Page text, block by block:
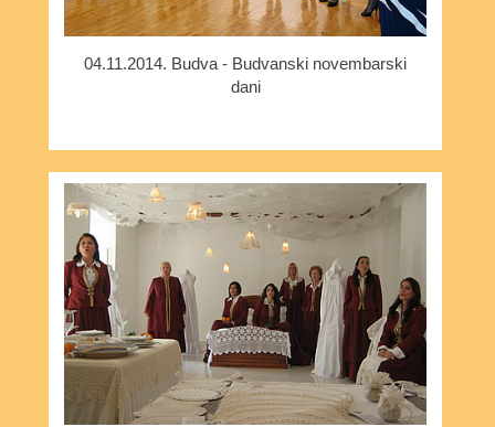
04.11.2014. Budva - Budvanski novembarski
dani